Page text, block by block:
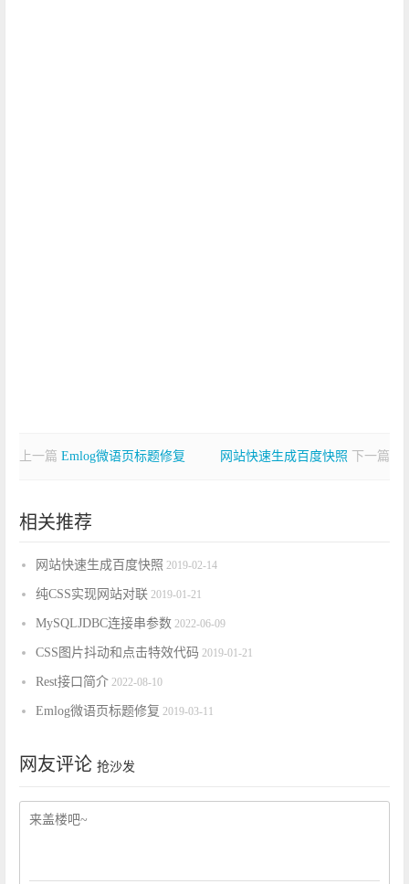
上一篇 Emlog微语页标题修复 网站快速生成百度快照 下一篇
相关推荐
网站快速生成百度快照 2019-02-14
纯CSS实现网站对联 2019-01-21
MySQLJDBC连接串参数 2022-06-09
CSS图片抖动和点击特效代码 2019-01-21
Rest接口简介 2022-08-10
Emlog微语页标题修复 2019-03-11
网友评论 抢沙发